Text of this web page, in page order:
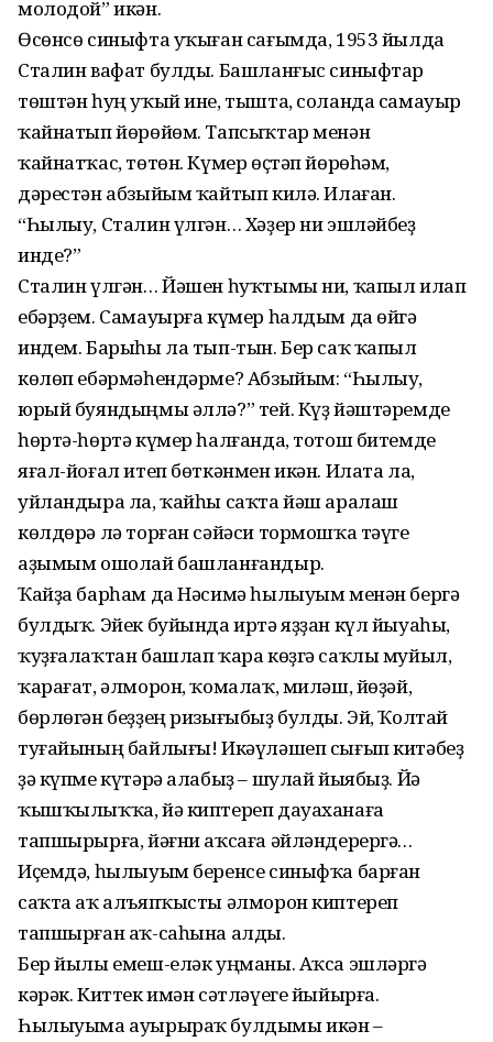
молодой” икән.
Өсөнсө синыфта уҡыған сағымда, 1953 йылда
Сталин вафат булды. Башланғыс синыфтар
төштән һуң уҡый ине, тышта, соланда самауыр
ҡайнатып йөрөйөм. Тапсыҡтар менән
ҡайнатҡас, төтөн. Күмер өҫтәп йөрөһәм,
дәрестән абзыйым ҡайтып килә. Илаған.
“Һылыу, Сталин үлгән… Хәҙер ни эшләйбеҙ
инде?”
Сталин үлгән… Йәшен һуҡтымы ни, ҡапыл илап
ебәрҙем. Самауырға күмер һалдым да өйгә
индем. Барыһы ла тып-тын. Бер саҡ ҡапыл
көлөп ебәрмәһендәрме? Абзыйым: “Һылыу,
юрый буяндыңмы әллә?” тей. Күҙ йәштәремде
һөртә-һөртә күмер һалғанда, тотош битемде
яғал-йоғал итеп бөткәнмен икән. Илата ла,
уйландыра ла, ҡайһы саҡта йәш аралаш
көлдөрә лә торған сәйәси тормошҡа тәүге
аҙымым ошолай башланғандыр.
Ҡайҙа барһам да Нәсимә һылыуым менән бергә
булдыҡ. Эйек буйында иртә яҙҙан күл йыуаһы,
ҡуҙғалаҡтан башлап ҡара көҙгә саҡлы муйыл,
ҡарағат, әлморон, ҡомалаҡ, миләш, йөҙәй,
бөрлөгән беҙҙең ризығыбыҙ булды. Эй, Ҡолтай
туғайының байлығы! Икәүләшеп сығып китәбеҙ
ҙә күпме күтәрә алабыҙ – шулай йыябыҙ. Йә
ҡышҡылыҡҡа, йә киптереп дауаханаға
тапшырырға, йәғни аҡсаға әйләндерергә…
Иҫемдә, һылыуым беренсе синыфҡа барған
саҡта аҡ алъяпҡысты әлморон киптереп
тапшырған аҡ-саһына алды.
Бер йылы емеш-еләк уңманы. Аҡса эшләргә
кәрәк. Киттек имән сәтләүеге йыйырға.
Һылыуыма ауырыраҡ булдымы икән –